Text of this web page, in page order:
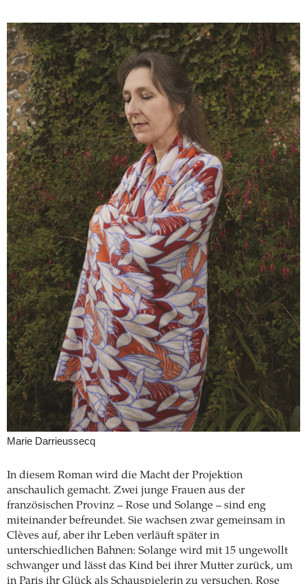
Marie Darrieussecq
In diesem Roman wird die Macht der Projektion
anschaulich gemacht. Zwei junge Frauen aus der
französischen Provinz – Rose und Solange – sind eng
miteinander befreundet. Sie wachsen zwar gemeinsam in
Clèves auf, aber ihr Leben verläuft später in
unterschiedlichen Bahnen: Solange wird mit 15 ungewollt
schwanger und lässt das Kind bei ihrer Mutter zurück, um
in Paris ihr Glück als Schauspielerin zu versuchen. Rose